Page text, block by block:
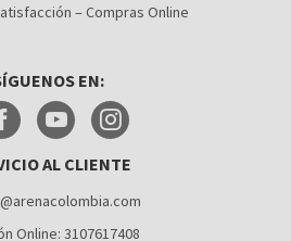
– Compras Online
EN:
AL CLIENTE
Online: 3107617408